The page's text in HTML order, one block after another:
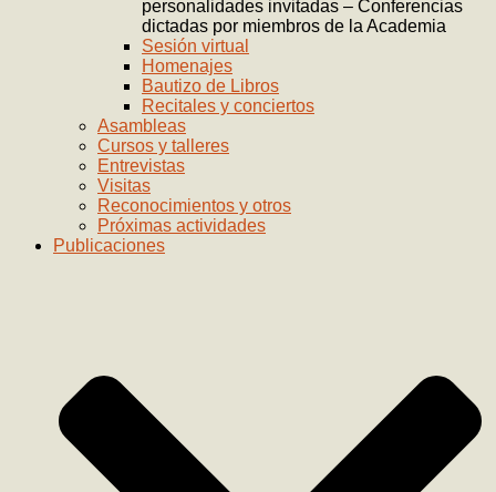
personalidades invitadas – Conferencias
dictadas por miembros de la Academia
Sesión virtual
Homenajes
Bautizo de Libros
Recitales y conciertos
Asambleas
Cursos y talleres
Entrevistas
Visitas
Reconocimientos y otros
Próximas actividades
Publicaciones